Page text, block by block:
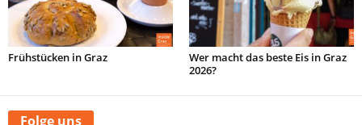
Frühstücken in Graz
Wer macht das beste Eis in Graz
2026?
Folge uns